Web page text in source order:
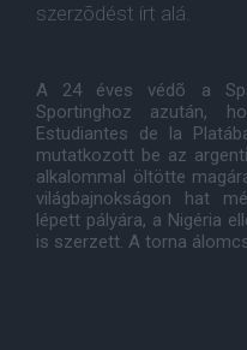
szerzõdést írt alá.
A 24 éves védõ a
Sportinghoz azután,
Estudiantes de la
mutatkozott be az
alkalommal öltötte
világbajnokságon hat
lépett pályára, a Nigéria
is szerzett. A torna